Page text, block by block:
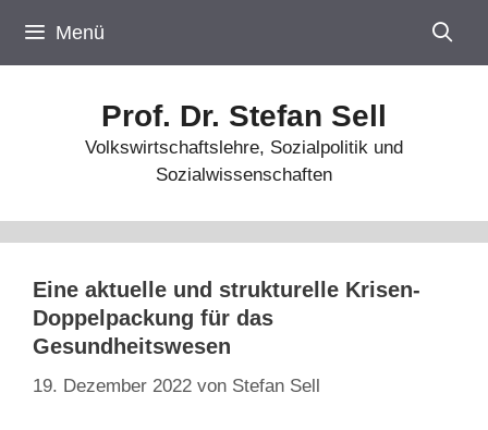
Inhalt
springen
Menü
Prof. Dr. Stefan Sell
Volkswirtschaftslehre, Sozialpolitik und
Sozialwissenschaften
Eine aktuelle und strukturelle Krisen-
Doppelpackung für das
Gesundheitswesen
19. Dezember 2022 von Stefan Sell